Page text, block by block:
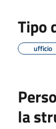
Tipo
ufficio
la